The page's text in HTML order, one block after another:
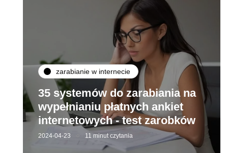
zarabianie w internecie
35 systemów do zarabiania na
wypełnianiu płatnych ankiet
internetowych - test zarobków
2024-04-23 11 minut czytania